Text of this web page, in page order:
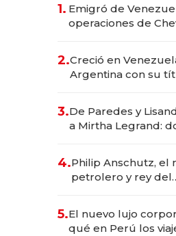
1. Emigró de
operaciones de
2.Creció en
Argentina con su
las marcas "fast
3.De Paredes y
a Mirtha Legrand:
4.Philip Anschutz, el
petrolero y rey del
Fénix
5.El nuevo lujo
qué en Perú los